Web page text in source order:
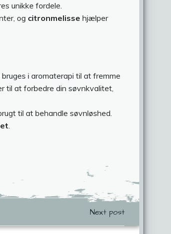
unikke fordele.
og citronmelisse hjælper
i aromaterapi til at fremme
til at forbedre din søvnkvalitet,
til at behandle søvnløshed.
.
Next post